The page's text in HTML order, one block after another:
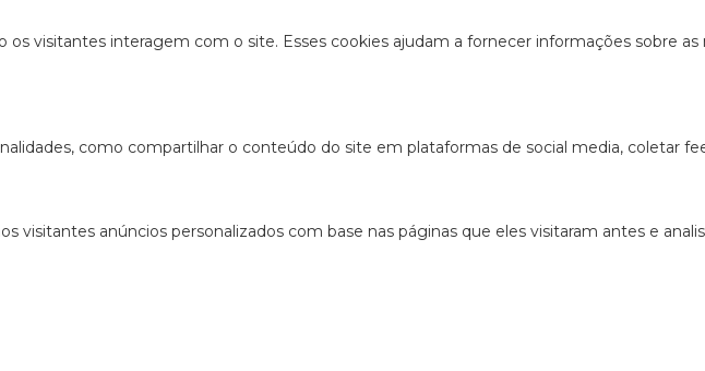
os visitantes interagem com o site. Esses cookies ajudam a fornecer informações sobre
como compartilhar o conteúdo do site em plataformas de social media, coletar
visitantes anúncios personalizados com base nas páginas que eles visitaram antes e